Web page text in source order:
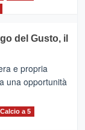
del Gusto, il
e propria
una opportunità
Calcio a 5